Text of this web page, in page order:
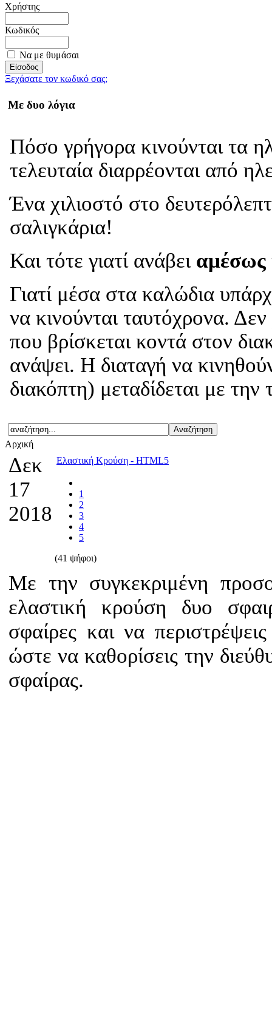
Χρήστης
Κωδικός
Να με θυμάσαι
Ξεχάσατε τον κωδικό σας;
Με δυο λόγια
Πόσο γρήγορα κινούνται τα
τελευταία διαρρέονται από
Ένα χιλιοστό στο
σαλιγκάρια!
Και τότε γιατί ανάβει αμέσως
Γιατί μέσα στα καλώδια
να κινούνται ταυτόχρονα.
που βρίσκεται κοντά στον
ανάψει. Η διαταγή να
διακόπτη) μεταδίδεται με
Αρχική
Δεκ
17
2018
Ελαστική Κρούση - HTML5
1
2
3
4
5
(41 ψήφοι)
Με την συγκεκριμένη
ελαστική κρούση δυο
σφαίρες και να
ώστε να καθορίσεις την
σφαίρας.